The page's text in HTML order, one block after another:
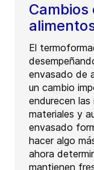
Cambios
El
envasado de
un cambio
endurecen
materiales y
envasado
hacer algo
ahora
mantienen